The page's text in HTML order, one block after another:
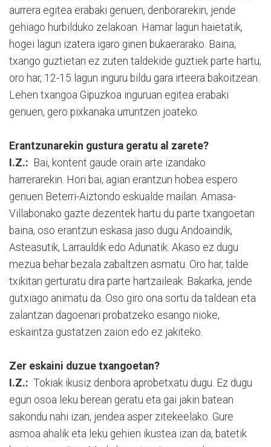
aurrera egitea erabaki genuen, denborarekin, jende
gehiago hurbilduko zelakoan. Hamar lagun haietatik,
hogei lagun izatera igaro ginen bukaerarako. Baina,
txango guztietan ez zuten taldekide guztiek parte hartu,
oro har, 12-15 lagun inguru bildu gara irteera bakoitzean.
Lehen txangoa Gipuzkoa inguruan egitea erabaki
genuen, gero pixkanaka urruntzen joateko.
Erantzunarekin gustura geratu al zarete?
I.Z.: Bai, kontent gaude orain arte izandako
harrerarekin. Hori bai, agian erantzun hobea espero
genuen Beterri-Aiztondo eskualde mailan. Amasa-
Villabonako gazte dezentek hartu du parte txangoetan
baina, oso erantzun eskasa jaso dugu Andoaindik,
Asteasutik, Larrauldik edo Adunatik. Akaso ez dugu
mezua behar bezala zabaltzen asmatu. Oro har, talde
txikitan gerturatu dira parte hartzaileak. Bakarka, jende
gutxiago animatu da. Oso giro ona sortu da taldean eta
zalantzan dagoenari probatzeko esango nioke,
eskaintza gustatzen zaion edo ez jakiteko.
Zer eskaini duzue txangoetan?
I.Z.: Tokiak ikusiz denbora aprobetxatu dugu. Ez dugu
egun osoa leku berean geratu eta gai jakin batean
sakondu nahi izan, jendea asper zitekeelako. Gure
asmoa ahalik eta leku gehien ikustea izan da, batetik